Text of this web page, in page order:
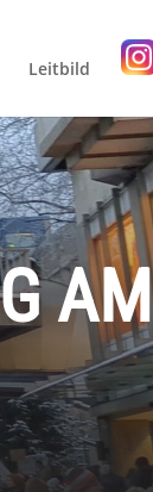
Leitbild
AM